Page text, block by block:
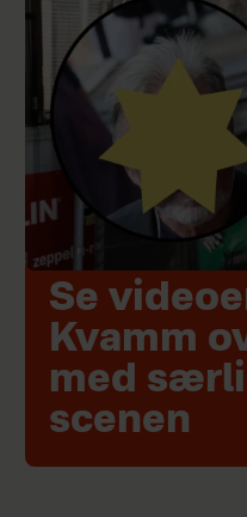
Se
Kvamm
med
scenen